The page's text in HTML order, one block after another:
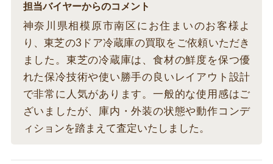
担当バイヤーからのコメント
神奈川県相模原市南区にお住まいのお客様よ
り、東芝の3ドア冷蔵庫の買取をご依頼いただき
ました。東芝の冷蔵庫は、食材の鮮度を保つ優
れた保冷技術や使い勝手の良いレイアウト設計
で非常に人気があります。一般的な使用感はご
ざいましたが、庫内・外装の状態や動作コンデ
ィションを踏まえて査定いたしました。